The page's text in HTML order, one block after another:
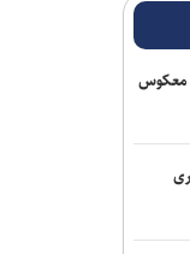
هم
معکوس